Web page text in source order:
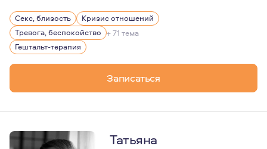
Все мои профессии так или иначе были связанны с
Для меня терапия это в первую очередь практика
Секс, близость
Кризис отношений
Тревога, беспокойство + 71 тема
Гештальт-терапия
Записаться
Татьяна